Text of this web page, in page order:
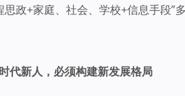
政+家庭、社会、学校+信息手段”
代新人，必须构建新发展格局